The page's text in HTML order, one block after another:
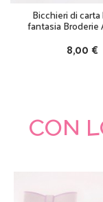
Bicchieri di
fantasia Broderie
8,00 €
CON